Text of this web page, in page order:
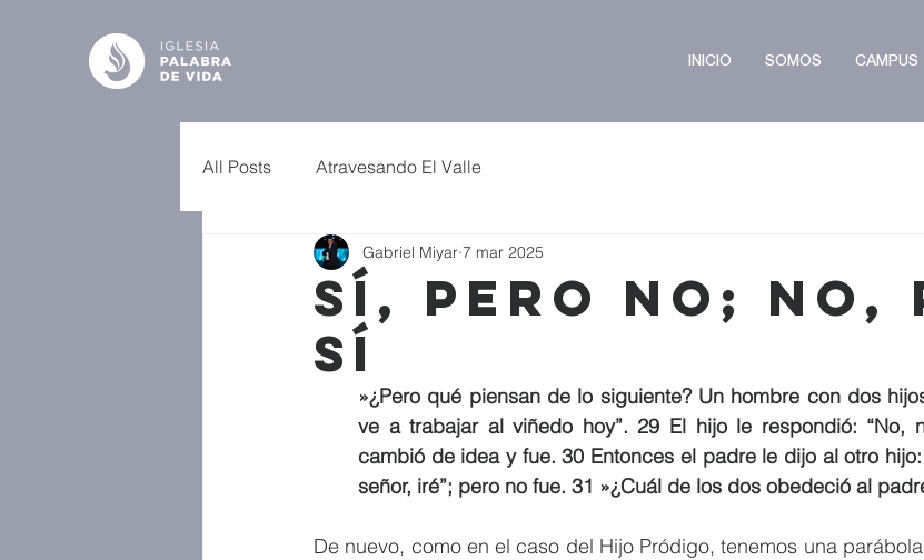
INICIO SOMOS CAMPUS
All Posts Atravesando El Valle
Sí, pero No; No,
Sí
Gabriel Miyar 7 mar 2025
»¿Pero qué piensan de lo siguiente? Un hombre con dos
ve a trabajar al viñedo hoy”. 29 El hijo le respondió: “No,
cambió de idea y fue. 30 Entonces el padre le dijo al otro hijo:
señor, iré”; pero no fue. 31 »¿Cuál de los dos obedeció al
De nuevo, como en el caso del Hijo Pródigo, tenemos una